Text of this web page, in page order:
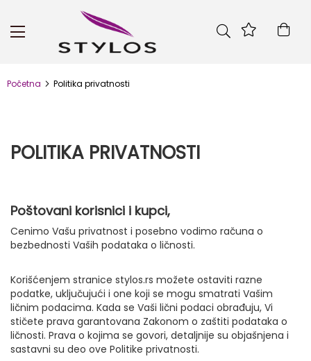
Skip
Početna Politika privatnosti
POLITIKA PRIVATNOSTI
Poštovani korisnici i kupci,
Cenimo Vašu privatnost i posebno vodimo računa o
bezbednosti Vaših podataka o ličnosti.
Korišćenjem stranice stylos.rs možete ostaviti razne
podatke, uključujući i one koji se mogu smatrati Vašim
ličnim podacima. Kada se Vaši lični podaci obrađuju, Vi
stičete prava garantovana Zakonom o zaštiti podataka o
ličnosti. Prava o kojima se govori, detaljnije su objašnjena i
sastavni su deo ove Politike privatnosti.